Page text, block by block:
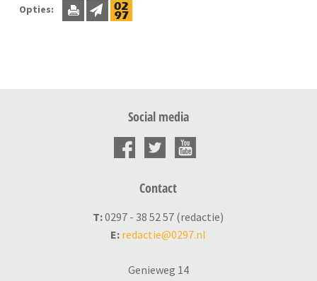
Opties:
Social media
Contact
T:0297 - 38 52 57 (redactie)
E: redactie@0297.nl
Genieweg 14